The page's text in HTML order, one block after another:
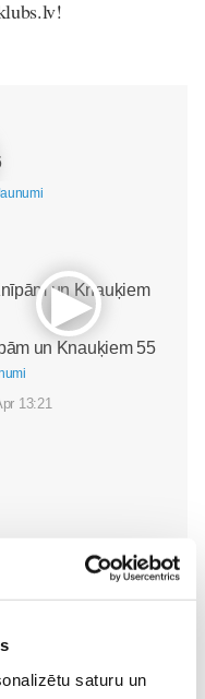
saturu un
un Knauķiem 55
13:21